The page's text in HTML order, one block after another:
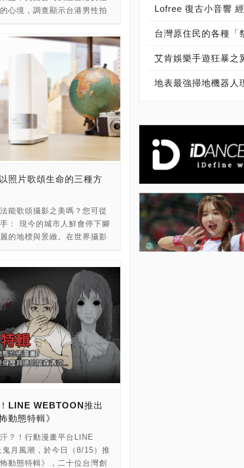
心境，調查顯示台港男性拍
細究女友們對拍情侶照的抱
外，有超過2成5的男友時常
超過2成討厭女友使用拍照
不自然。 《美圖秀秀》與索
樂壇天后莫文蔚最新單曲I
曲製作出三款「含情莫莫語
開《美圖秀秀》進入素材專
莫莫語錄專區，套用莫文蔚
也顯示七夕情人節情侶最常
議，在昏暗的餐廳拍照可以
的夜拍補光功能，再也不怕
下自拍修圖App《美圖秀
放閃技」素材專區，共收錄
克貼紙及文字，讓使用者能
，在七夕大放閃！而對於拍
們，也能直接套用這些美美
加分，女友也更開心！ 而堪
的七夕情人禮的美顏自拍手
8/26-9/3在信義微風2樓空
少女戰士聯名裝置物，活動
合拍，並將照片上傳
貼文內加入「#美圖M8」字
AI美顏自拍機美圖M8(1台)抽
照片歌頌生命的三種方
能歌頌攝影之美嗎？您可從
： 現今的城市人鮮會停下腳
的地標與景緻。在世界攝影
城北門、農禪寺或是離島風
有什麼新角度、有趣的建築
了拍點夜景，展現城市在燈
面貌。 如果你使用的是數位
，出發取景前請務必確認是
。千萬別因為裝置空間不足
或被迫在最後一刻狂刪照
友坐下來回憶過往。翻翻老
、畢業典禮到婚禮，和你最
可以拿嬰兒時期的照片來玩
遊戲，或猜猜旅遊照片中的
喝杯咖啡，一面回憶照片背
片送給朋友或親人作為驚喜禮
近的家族旅遊照片，甚或是
LINE WEBTOON推出
動態特輯》
？！行動漫畫平台LINE
月風潮，於今日（8/15）推
動態特輯》，二十位台灣創